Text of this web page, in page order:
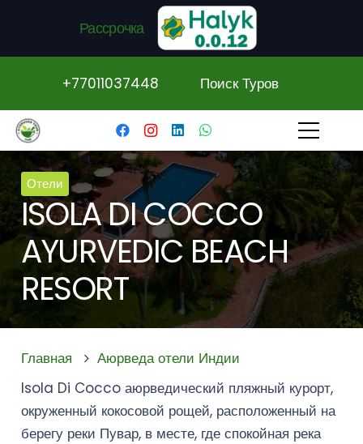
Рассрочка
+77011037448 Поиск Туров
Отели
ISOLA DI COCCO
AYURVEDIC BEACH
RESORT
Главная
Аюрведа отели Индии
Isola Di Cocco аюрведический пляжный курорт,
окруженный кокосовой рощей, расположенный на
берегу реки Пувар, в месте, где спокойная река